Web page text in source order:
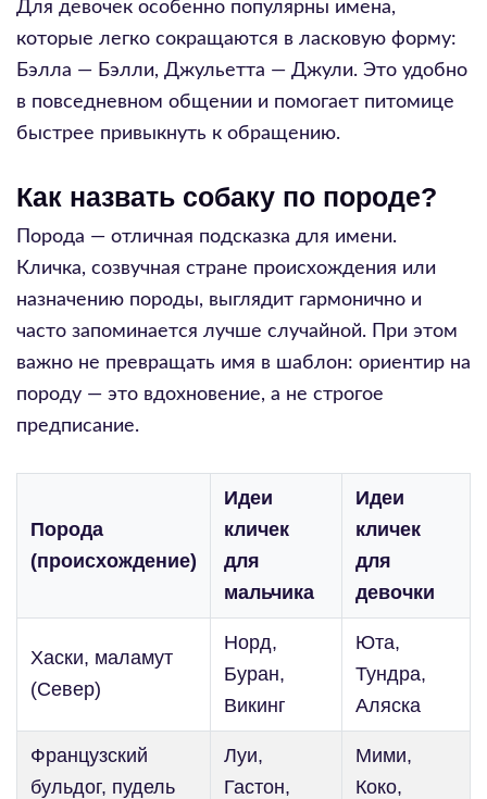
Для девочек особенно популярны имена,
которые легко сокращаются в ласковую форму:
Бэлла — Бэлли, Джульетта — Джули. Это удобно
в повседневном общении и помогает питомице
быстрее привыкнуть к обращению.
Как назвать собаку по породе?
Порода — отличная подсказка для имени.
Кличка, созвучная стране происхождения или
назначению породы, выглядит гармонично и
часто запоминается лучше случайной. При этом
важно не превращать имя в шаблон: ориентир на
породу — это вдохновение, а не строгое
предписание.
Порода
(происхождение)
Идеи
кличек
для
мальчика
Идеи
кличек
для
девочки
Хаски, маламут
(Север)
Норд,
Буран,
Викинг
Юта,
Тундра,
Аляска
Французский
бульдог, пудель
Луи,
Гастон,
Мими,
Коко,